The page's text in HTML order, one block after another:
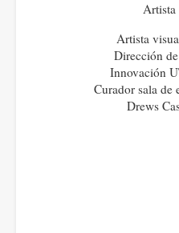
Artista
Artista
Dirección
Innovación
Curador sala de
Drews